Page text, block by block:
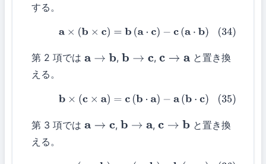
する。
(34) a×( b×c)=b(a⋅ c)− c( a⋅b)
第 2 項では a→b ,b→c , c→a
と置き換
える。
(35) b×( c×a)=c(b a)− a( b⋅c)
第 3 項では a→c , b→a ,c→b
と置き換
える。